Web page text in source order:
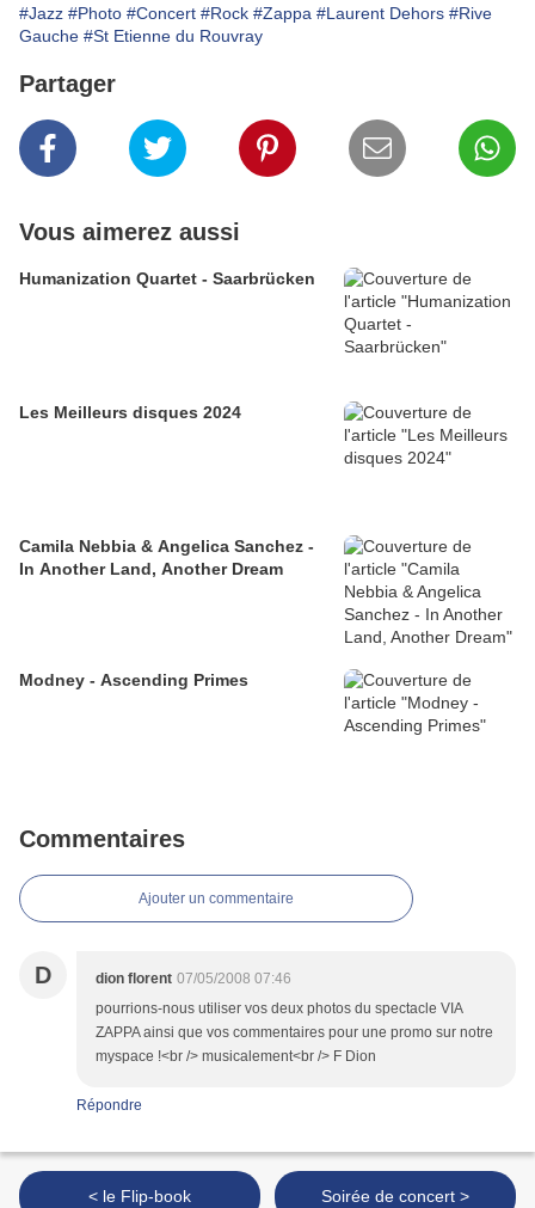
#Jazz #Photo #Concert #Rock #Zappa #Laurent Dehors #Rive
Gauche #St Etienne du Rouvray
Partager
Vous aimerez aussi
Humanization Quartet - Saarbrücken
Les Meilleurs disques 2024
Camila Nebbia & Angelica Sanchez -
In Another Land, Another Dream
Modney - Ascending Primes
Commentaires
Ajouter un commentaire
D dion florent 07/05/2008 07:46
pourrions-nous utiliser vos deux photos du spectacle VIA
ZAPPA ainsi que vos commentaires pour une promo sur notre
myspace !<br /> musicalement<br /> F Dion
Répondre
< le Flip-book Soirée de concert >